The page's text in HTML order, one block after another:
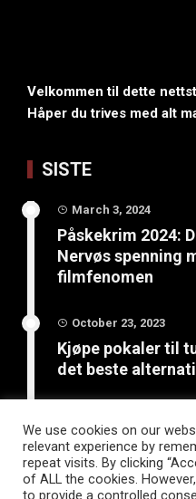
Velkommen til dette
Håper du trives med alt
SISTE
March 3, 2024
Påskekrim 2024:
Nervøs spenning
filmfenomen
October 23, 2023
Kjøpe pokaler til
det beste
Bli kreativ: 5
We use cookies on our
relevant experience by
repeat visits. By clicking
of ALL the cookies.
to provide a controlled